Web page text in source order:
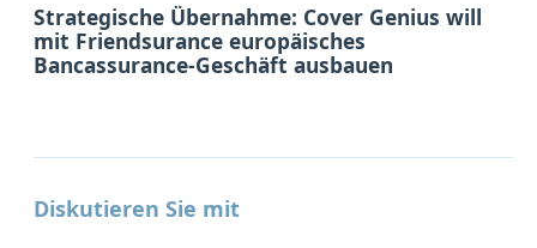
Strategische Übernahme: Cover Genius will
mit Friendsurance europäisches
Bancassurance-Geschäft ausbauen
Diskutieren Sie mit